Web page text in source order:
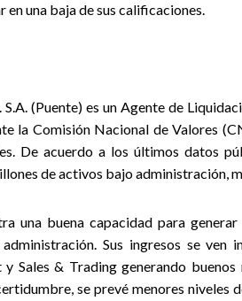
en una baja de sus calificaciones.
S.A. (Puente) es un Agente de
la Comisión Nacional de Valores
De acuerdo a los últimos datos
de activos bajo administración,
una buena capacidad para
Sus ingresos se ven
y Sales & Trading generando
se prevé menores